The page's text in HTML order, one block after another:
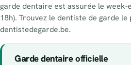
garde dentaire est assurée le week-
18h). Trouvez le dentiste de garde le
dentistedegarde.be.
Garde dentaire officielle